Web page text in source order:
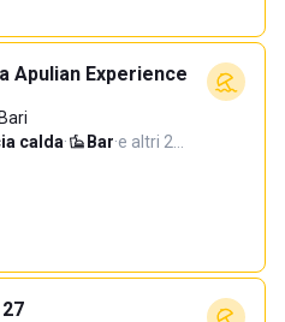
Apulian Experience
calda· Bar·e altri 2…